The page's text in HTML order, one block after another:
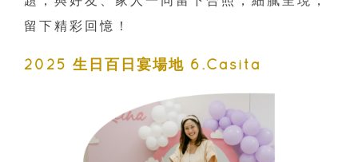
留下精彩回憶！
2025 生日百日宴場地 6.Casita